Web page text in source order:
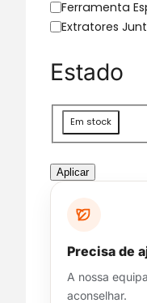
a
t
o
Ferramenta
Extratores
Estado
i
p
b
Em stock
Aplicar
Precisa de
A nossa
aconselhar.